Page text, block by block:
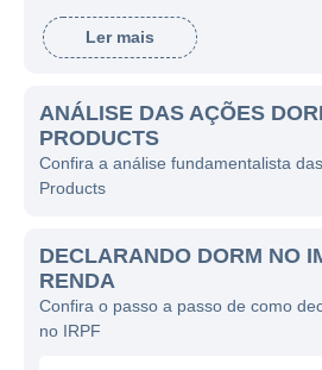
vasta gama de produtos
atender uma variedade de
longa trajetória e se dedica
soluções inovadoras que
reparadores e
A principal atividade da
concepção e fabricação de
automotivos, que incluem
Ler mais
ANÁLISE DAS AÇÕES
PRODUCTS
Confira a análise fundamentalista
Products
DECLARANDO DORM NO
RENDA
Confira o passo a passo de como
no IRPF